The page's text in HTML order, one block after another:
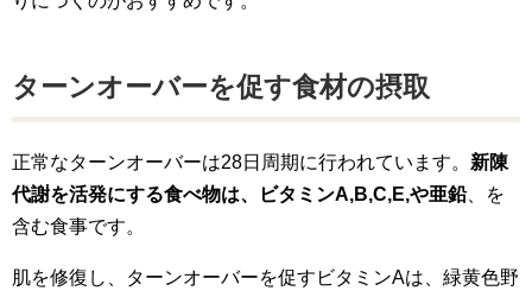
ターンオーバーを促す食材の摂取
正常なターンオーバーは28日周期に行われています。 新陳
代謝を活発にする食べ物は、ビタミンA,B,C,E,や亜鉛、を
含む食事です。
肌を修復し、ターンオーバーを促すビタミンAは、緑黄色野